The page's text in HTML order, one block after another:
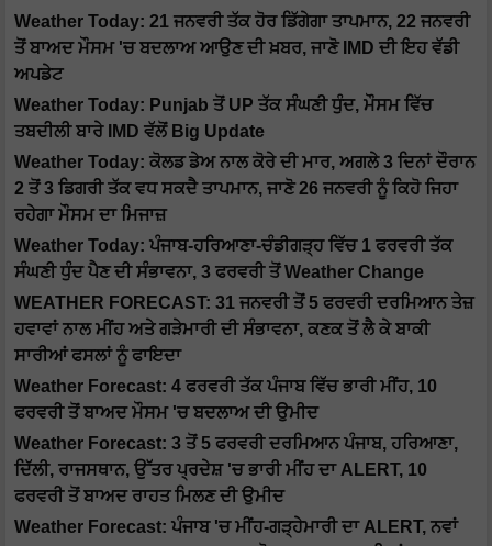
Weather Today: 21 ਜਨਵਰੀ ਤੱਕ ਹੋਰ ਡਿੱਗੇਗਾ ਤਾਪਮਾਨ, 22 ਜਨਵਰੀ
ਤੋਂ ਬਾਅਦ ਮੌਸਮ 'ਚ ਬਦਲਾਅ ਆਉਣ ਦੀ ਖ਼ਬਰ, ਜਾਣੋ IMD ਦੀ ਇਹ ਵੱਡੀ
ਅਪਡੇਟ
Weather Today: Punjab ਤੋਂ UP ਤੱਕ ਸੰਘਣੀ ਧੁੰਦ, ਮੌਸਮ ਵਿੱਚ
ਤਬਦੀਲੀ ਬਾਰੇ IMD ਵੱਲੋਂ Big Update
Weather Today: ਕੋਲਡ ਡੇਅ ਨਾਲ ਕੋਰੇ ਦੀ ਮਾਰ, ਅਗਲੇ 3 ਦਿਨਾਂ ਦੌਰਾਨ
2 ਤੋਂ 3 ਡਿਗਰੀ ਤੱਕ ਵਧ ਸਕਦੈ ਤਾਪਮਾਨ, ਜਾਣੋ 26 ਜਨਵਰੀ ਨੂੰ ਕਿਹੋ ਜਿਹਾ
ਰਹੇਗਾ ਮੌਸਮ ਦਾ ਮਿਜਾਜ਼
Weather Today: ਪੰਜਾਬ-ਹਰਿਆਣਾ-ਚੰਡੀਗੜ੍ਹ ਵਿੱਚ 1 ਫਰਵਰੀ ਤੱਕ
ਸੰਘਣੀ ਧੁੰਦ ਪੈਣ ਦੀ ਸੰਭਾਵਨਾ, 3 ਫਰਵਰੀ ਤੋਂ Weather Change
WEATHER FORECAST: 31 ਜਨਵਰੀ ਤੋਂ 5 ਫਰਵਰੀ ਦਰਮਿਆਨ ਤੇਜ਼
ਹਵਾਵਾਂ ਨਾਲ ਮੀਂਹ ਅਤੇ ਗੜੇਮਾਰੀ ਦੀ ਸੰਭਾਵਨਾ, ਕਣਕ ਤੋਂ ਲੈ ਕੇ ਬਾਕੀ
ਸਾਰੀਆਂ ਫਸਲਾਂ ਨੂੰ ਫਾਇਦਾ
Weather Forecast: 4 ਫਰਵਰੀ ਤੱਕ ਪੰਜਾਬ ਵਿੱਚ ਭਾਰੀ ਮੀਂਹ, 10
ਫਰਵਰੀ ਤੋਂ ਬਾਅਦ ਮੌਸਮ 'ਚ ਬਦਲਾਅ ਦੀ ਉਮੀਦ
Weather Forecast: 3 ਤੋਂ 5 ਫਰਵਰੀ ਦਰਮਿਆਨ ਪੰਜਾਬ, ਹਰਿਆਣਾ,
ਦਿੱਲੀ, ਰਾਜਸਥਾਨ, ਉੱਤਰ ਪ੍ਰਦੇਸ਼ 'ਚ ਭਾਰੀ ਮੀਂਹ ਦਾ ALERT, 10
ਫਰਵਰੀ ਤੋਂ ਬਾਅਦ ਰਾਹਤ ਮਿਲਣ ਦੀ ਉਮੀਦ
Weather Forecast: ਪੰਜਾਬ 'ਚ ਮੀਂਹ-ਗੜ੍ਹੇਮਾਰੀ ਦਾ ALERT, ਨਵਾਂ